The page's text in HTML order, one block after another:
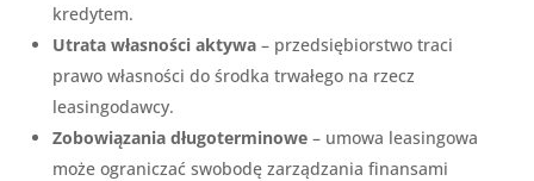
kredytem.
Utrata własności aktywa – przedsiębiorstwo traci
prawo własności do środka trwałego na rzecz
leasingodawcy.
Zobowiązania długoterminowe – umowa leasingowa
może ograniczać swobodę zarządzania finansami